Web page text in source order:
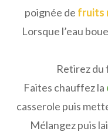
poignée de fruits
Lorsque l’eau
Retirez du
Faites chauffez la
casserole puis
Mélangez puis